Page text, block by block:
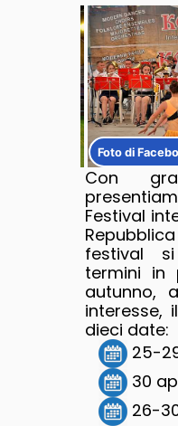
Foto di
Con
Festival
festival
termini in
autunno,
interesse,
dieci date:
25-
30
26-